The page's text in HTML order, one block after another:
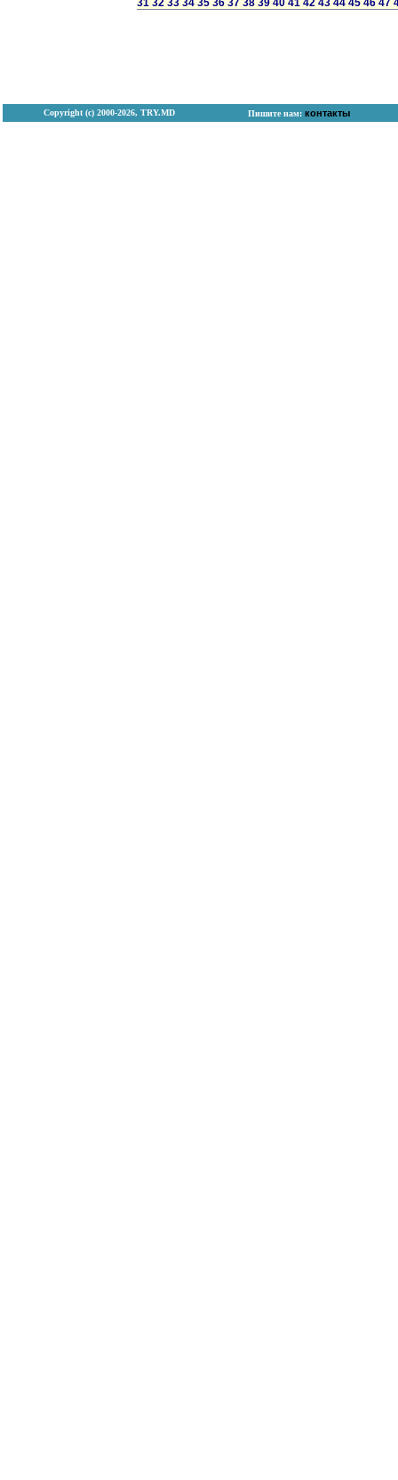
31 32 33 34 35 36 37 38 39 40 41 42 43 44 45 46 47
Copyright (с) 2000-2026, TRY.MD Пишите нам: контакты